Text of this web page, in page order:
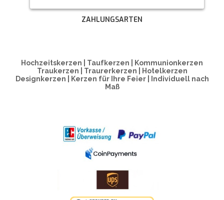
ZAHLUNGSARTEN
Hochzeitskerzen | Taufkerzen | Kommunionkerzen
Traukerzen | Traurerkerzen | Hotelkerzen
Designkerzen | Kerzen für Ihre Feier | Individuell nach
Maß